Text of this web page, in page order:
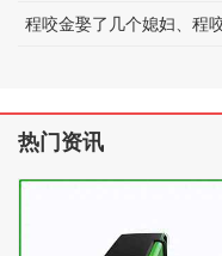
程咬金娶了几个媳妇、程
热门资讯